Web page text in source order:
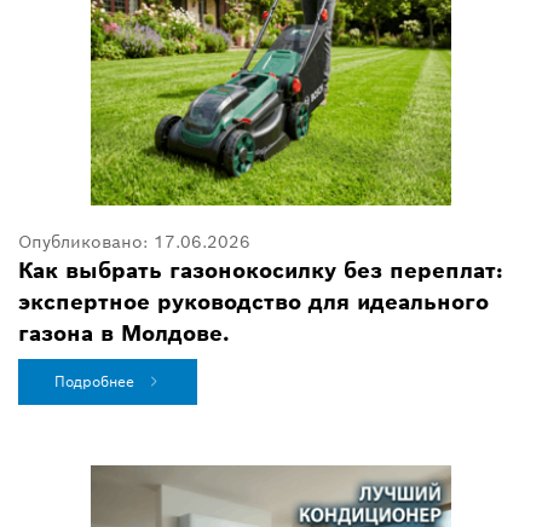
Опубликовано: 17.06.2026
Как выбрать газонокосилку без переплат:
экспертное руководство для идеального
газона в Молдове.
Подробнее